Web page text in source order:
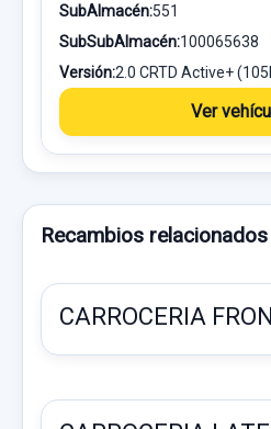
SubAlmacén:551
SubSubAlmacén:100065638
Versión:2.0 CRTD Active+
Ver
Recambios relacionados
CARROCERIA